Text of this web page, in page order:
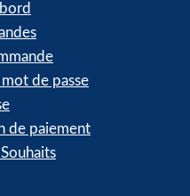
de passe
de paiement